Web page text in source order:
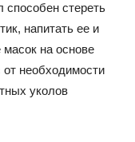
стереть
напитать ее и
масок на основе
от необходимости
уколов